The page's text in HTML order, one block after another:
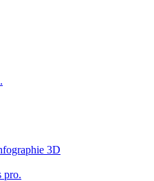
3D
pro.